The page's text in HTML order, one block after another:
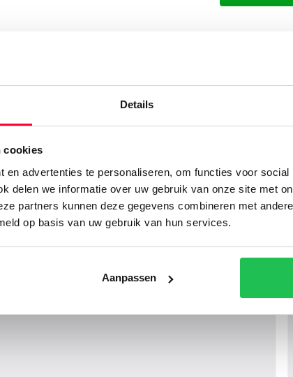
Details
cookies
en advertenties te personaliseren, om functies voor
delen we informatie over uw gebruik van onze site met
partners kunnen deze gegevens combineren met
op basis van uw gebruik van hun services.
Aanpassen